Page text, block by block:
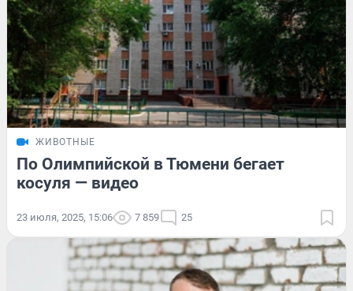
ЖИВОТНЫЕ
По Олимпийской в Тюмени бегает
косуля — видео
23 июля, 2025, 15:06 7 859 25